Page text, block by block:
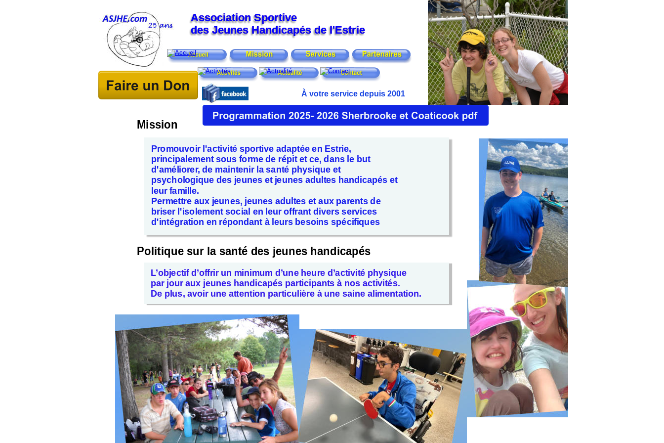
Association Sportive
des Jeunes Handicapés de l'Estrie
Mission
Promouvoir l'activité sportive adaptée en Estrie,
principalement sous forme de répit et ce, dans le but
d'améliorer, de maintenir la santé physique et
psychologique des jeunes et jeunes adultes handicapés et
leur famille.
Permettre aux jeunes, jeunes adultes et aux parents de
briser l'isolement social en leur offrant divers services
d'intégration en répondant à leurs besoins spécifiques
Politique sur la santé des jeunes handicapés
L’objectif d’offrir un minimum d’une heure d’activité physique
par jour aux jeunes handicapés participants à nos activités.
De plus, avoir une attention particulière à une saine alimentation.
Association Sportive
des Jeunes Handicapés de l'Estrie
À votre service depuis 2001